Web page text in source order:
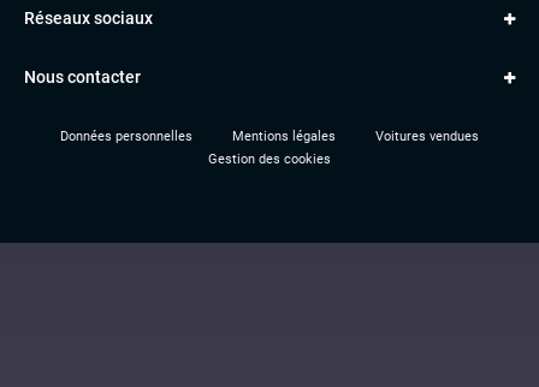
A3
Le garage TBV
Location TBV
Réseaux sociaux
Nous contacter
Données personnelles Mentions légales
Voitures vendues
Gestion des cookies